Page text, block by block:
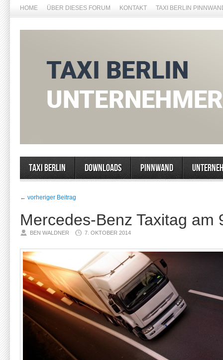
HOME ÜBER DIESES FORUM KONTAKT TAXI BERLIN
Taxi Berlin Downloads Pinnwand
← vorheriger Beitrag
Mercedes-Benz Taxitag am
BEN WALDNER 7. OKTOBER 2014